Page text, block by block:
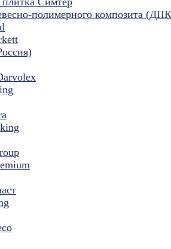
полимерного композита